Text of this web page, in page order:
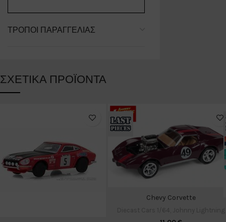
ΤΡΌΠΟΙ ΠΑΡΑΓΓΕΛΊΑΣ
ΣΧΕΤΙΚΆ ΠΡΟΪΌΝΤΑ
Chevy Corvette